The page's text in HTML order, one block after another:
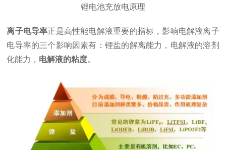
锂电池充放电原理
离子电导率正是高性能电解液重要的指标，影响电解液离子
电导率的三个影响因素有：锂盐的解离能力，电解液的溶剂
化能力， 电解液的粘度。